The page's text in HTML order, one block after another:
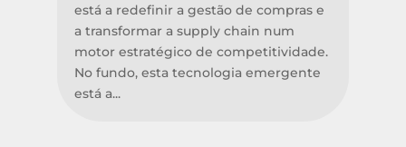
está a redefinir a gestão de compras e
a transformar a supply chain num
motor estratégico de competitividade.
No fundo, esta tecnologia emergente
está a...